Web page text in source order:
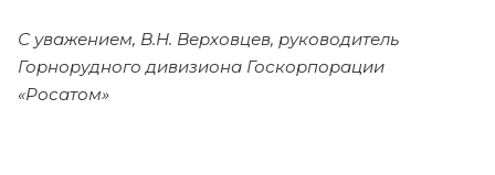
С уважением, В.Н. Верховцев, руководитель
Горнорудного дивизиона Госкорпорации
«Росатом»